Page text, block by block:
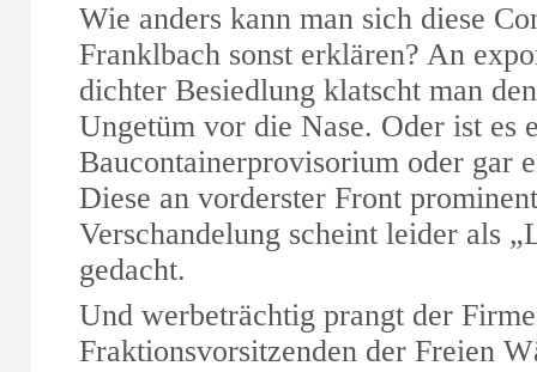
Wie anders kann man sich diese
Franklbach sonst erklären? An
dichter Besiedlung klatscht man
Ungetüm vor die Nase. Oder ist es
Baucontainerprovisorium oder gar
Diese an vorderster Front
Verschandelung scheint leider als
gedacht.
Und werbeträchtig prangt der
Fraktionsvorsitzenden der Freien